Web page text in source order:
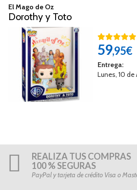
El Mago de Oz
Dorothy y Toto
59,95€
Entrega:
Lunes, 10
REALIZA TUS COMPRAS
100 % SEGURAS
PayPal y tarjeta de crédito Visa o